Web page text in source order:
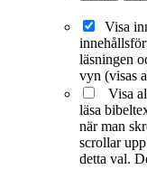
Visa
läsningen
vyn (visas
Visa
läsa
när man
scrollar
detta val.